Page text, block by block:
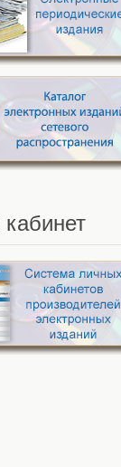
кабинет